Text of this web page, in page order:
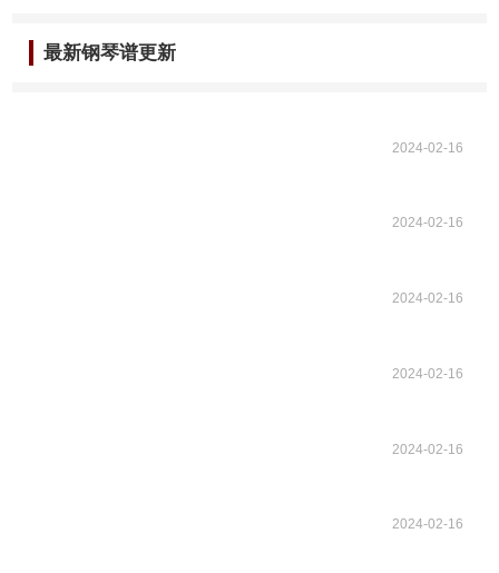
最新钢琴谱更新
2024-02-16
2024-02-16
2024-02-16
2024-02-16
2024-02-16
2024-02-16